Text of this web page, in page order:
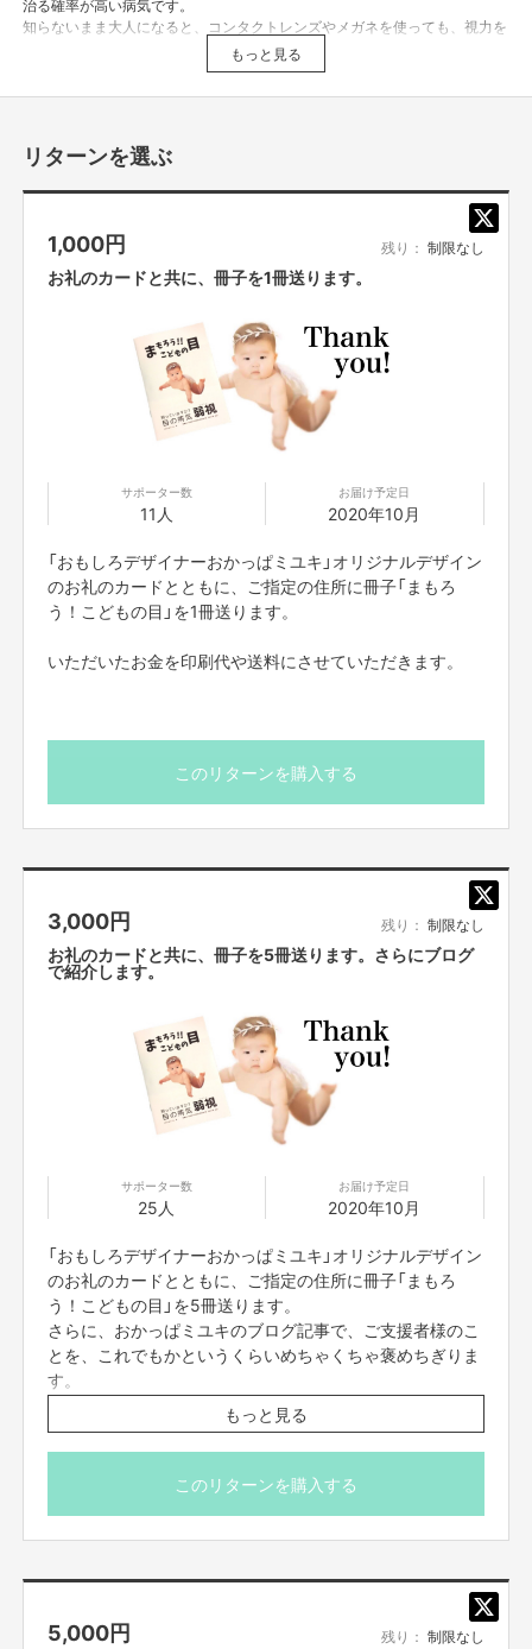
治る確率が高い病気です。
知らないまま大人になると、コンタクトレンズやメガネを使っても、視力を
私は13歳のころに自分の右目が病気だということを知りました。
それと同時に、見えにくいまま一生を過ごす運命も知りました。
私の親は自分を責め、泣き崩れました。
そんな姿を見て、「私のせいで泣かせてしまった」と、とても悲しかったこ
視力が矯正できないので、場合によっては、運転免許をはじめとする資格を
それは、子供の頃に見た夢をあきらめなくてはならない場合があることを意
味します。
このプロジェクトでやりたいこと・やろうと思った理由
「知らなかった」という理由だけで夢をあきらめなくてはならない……そん
門家の方々に協力してもらって作りました。
冊子「まもろう！こどもの目」試し読みPDF
初めに私のヘソクリで印刷した5000冊は、半年もたたないうちに全国のい
この冊子を読んだことをきっかけに、クリニックで小児眼科検診を受け、目
の病気を早期発見できたお子さんもいます。
これまでは、この活動を知ってくれた方のカンパで、印刷代のマイナス分や
みなさん！
5000冊印刷する費用と送料をご支援ください！
資金の使い方
目標金額：10万円
・冊子印刷代（A6マットコート紙フルカラー12ページ中綴じ冊子5000冊）
……49,600円
・残りの約5万円は全国各地への発送料および梱包材の料金として使わせて
※目標金額を超えた場合は、追加での印刷代金や送料、梱包料に使わせてい
ただきます。
もっと見る
リターンを選ぶ
1,000円 残り： 制限なし
お礼のカードと共に、冊子を1冊送ります。
サポーター数
11人
お届け予定日
2020年10月
「おもしろデザイナーおかっぱミユキ」オリジナルデザイン
のお礼のカードとともに、ご指定の住所に冊子「まもろ
う！こどもの目」を1冊送ります。
いただいたお金を印刷代や送料にさせていただきます。
このリターンを購入する
3,000円 残り： 制限なし
お礼のカードと共に、冊子を5冊送ります。さらにブログ
で紹介します。
サポーター数
25人
お届け予定日
2020年10月
「おもしろデザイナーおかっぱミユキ」オリジナルデザイン
のお礼のカードとともに、ご指定の住所に冊子「まもろ
う！こどもの目」を5冊送ります。
さらに、おかっぱミユキのブログ記事で、ご支援者様のこ
とを、これでもかというくらいめちゃくちゃ褒めちぎりま
す。
いただいたお金を印刷代や送料にさせていただきます。
もっと見る
このリターンを購入する
5,000円 残り： 制限なし